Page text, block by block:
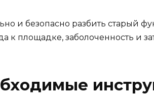
и безопасно разбить старый
к площадке, заболоченность и